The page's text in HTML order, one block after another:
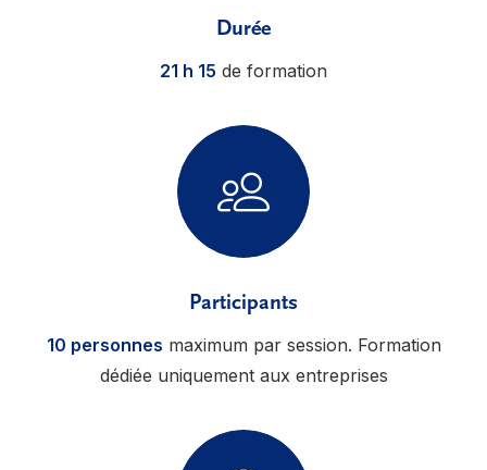
Durée
21 h 15 de formation
Participants
10 personnes maximum par session. Formation
dédiée uniquement aux entreprises